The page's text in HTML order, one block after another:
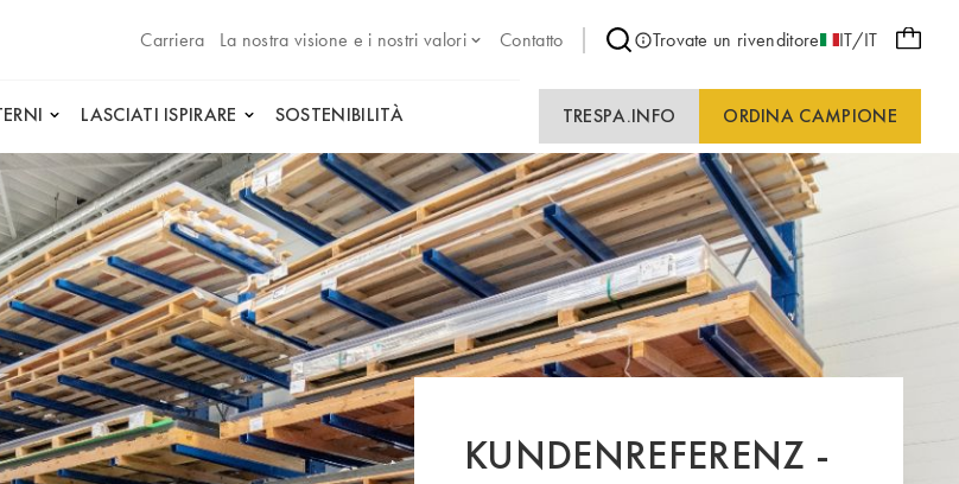
Carriera
La nostra visione e i nostri valori Contatto Trovate un rivenditore IT/IT
LASCIATI ISPIRARE SOSTENIBILITÀ TRESPA.INFO ORDINA CAMPIONE
KUNDENREFERENZ -